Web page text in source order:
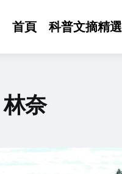
首頁 科普文摘精選
奈